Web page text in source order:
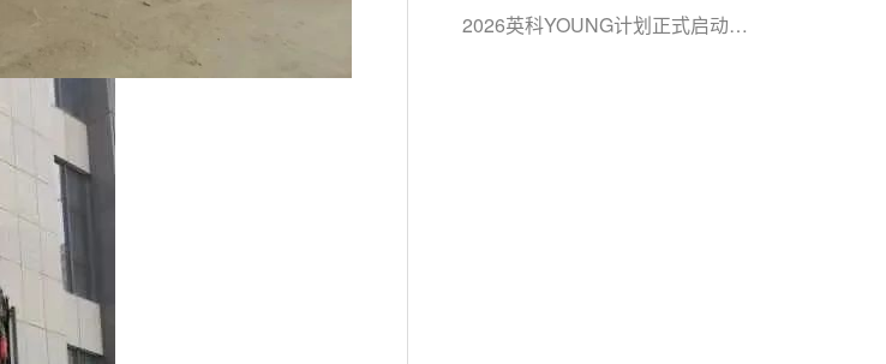
响力再获权威认可
2026英科YOUNG计划正式启动！